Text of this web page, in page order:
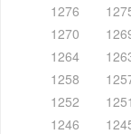
1276
1270
1264
1258
1252
1251
1246